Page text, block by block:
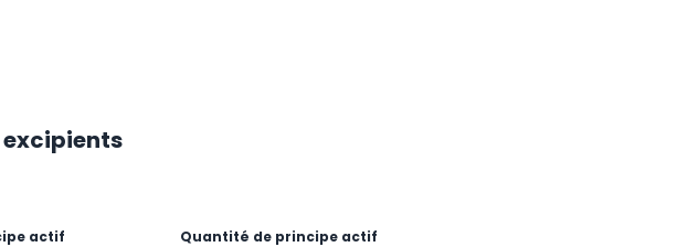
actif Quantité de principe actif